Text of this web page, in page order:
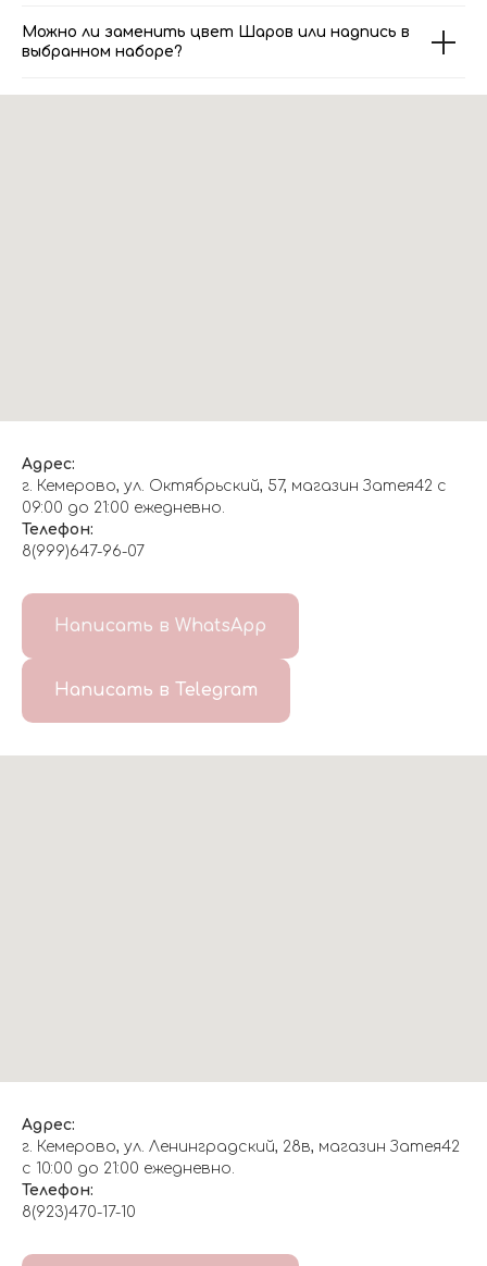
Можно ли заменить цвет Шаров или надпись в
выбранном наборе?
Адрес:
г. Кемерово, ул. Октябрьский, 57, магазин Затея42 с
09:00 до 21:00 ежедневно.
Телефон:
8(999)647-96-07
Написать в WhatsApp
Написать в Telegram
Адрес:
г. Кемерово, ул. Ленинградский, 28в, магазин Затея42
с 10:00 до 21:00 ежедневно.
Телефон:
8(923)470-17-10